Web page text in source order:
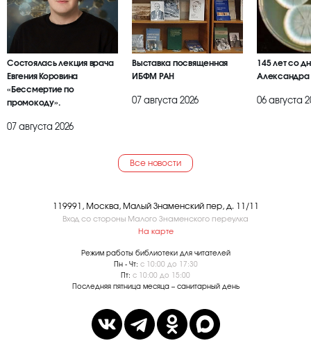
Состоялась лекция врача
Евгения Коровина
«Бессмертие по
промокоду».
07 августа 2026
Выставка посвященная
ИБФМ РАН
07 августа 2026
145 лет со
Александра
06 августа
Все новости
119991, Москва, Малый Знаменский пер, д. 11/11
Вход со стороны Малого Знаменского переулка
На карте
Режим работы библиотеки для читателей
Пн - Чт: с 10:00 до 17:30
Пт: с 10:00 до 15:00
Последняя пятница месяца – санитарный день